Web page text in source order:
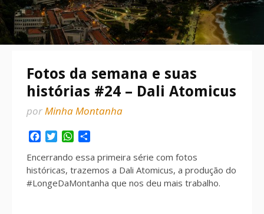
Fotos da semana e suas
histórias #24 – Dali Atomicus
porMinha Montanha
Facebook
TwitterWhatsApp
Encerrando essa primeira série com fotos
históricas, trazemos a Dali Atomicus, a produção do
#LongeDaMontanha que nos deu mais trabalho.